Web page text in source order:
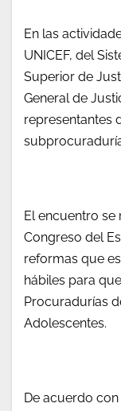
En las
UNICEF, del
Superior de
General de
representantes
El encuentro
Congreso del
reformas que
hábiles para
Procuradurías
Adolescentes.
De acuerdo